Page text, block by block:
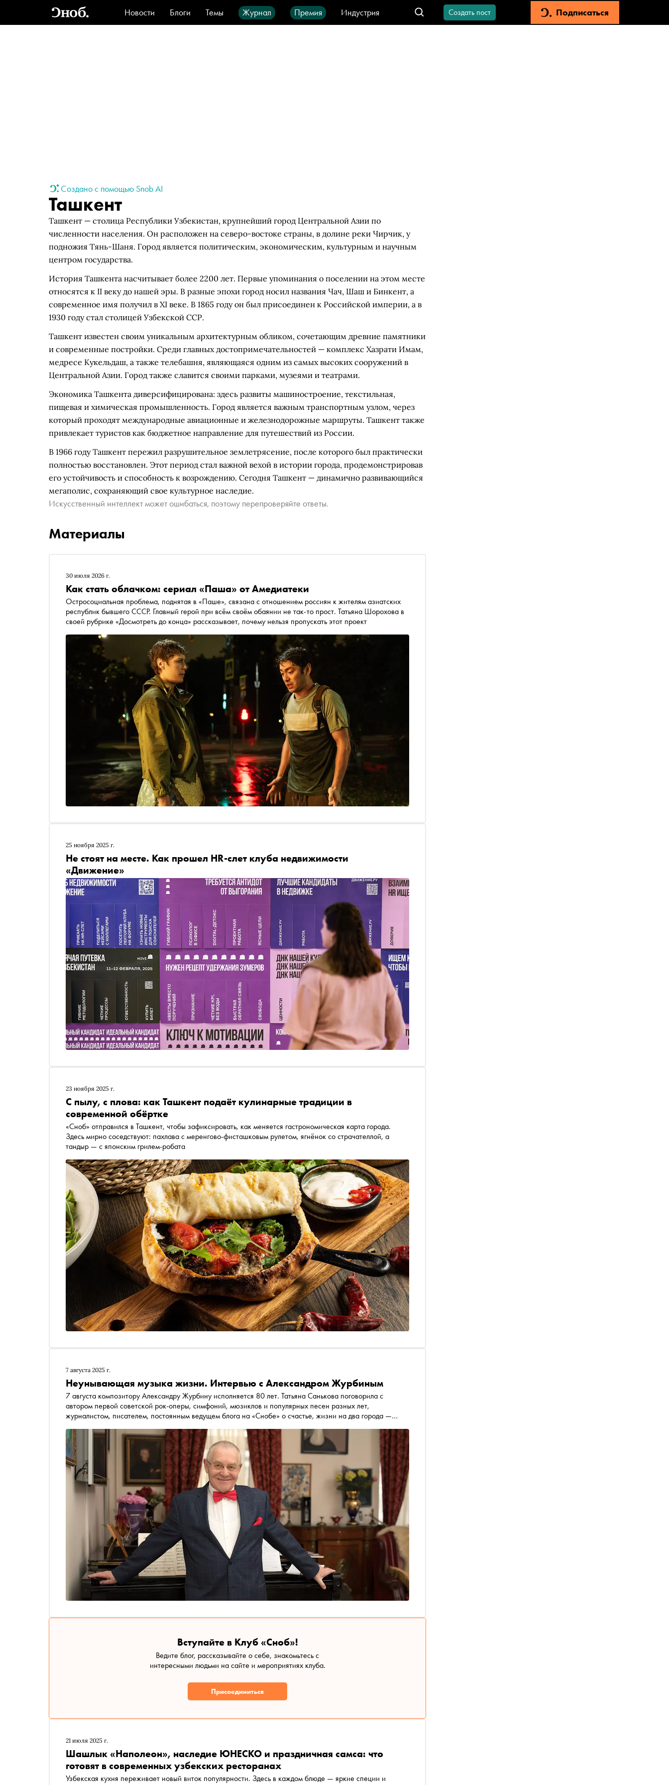
Новости Блоги Темы Журнал Премия
Индустрия
Стиль
Видео Город IT-продукты
Создать пост Подписаться
Создано с помощью Snob AI
Ташкент
Ташкент — столица Республики Узбекистан, крупнейший город Центральной Азии по
численности населения. Он расположен на северо-востоке страны, в долине реки Чирчик, у
подножия Тянь-Шаня. Город является политическим, экономическим, культурным и научным
центром государства.
История Ташкента насчитывает более 2200 лет. Первые упоминания о поселении на этом месте
относятся к II веку до нашей эры. В разные эпохи город носил названия Чач, Шаш и Бинкент, а
современное имя получил в XI веке. В 1865 году он был присоединен к Российской империи, а в
1930 году стал столицей Узбекской ССР.
Ташкент известен своим уникальным архитектурным обликом, сочетающим древние памятники
и современные постройки. Среди главных достопримечательностей — комплекс Хазрати Имам,
медресе Кукельдаш, а также телебашня, являющаяся одним из самых высоких сооружений в
Центральной Азии. Город также славится своими парками, музеями и театрами.
Экономика Ташкента диверсифицирована: здесь развиты машиностроение, текстильная,
пищевая и химическая промышленность. Город является важным транспортным узлом, через
который проходят международные авиационные и железнодорожные маршруты. Ташкент также
привлекает туристов как бюджетное направление для путешествий из России.
В 1966 году Ташкент пережил разрушительное землетрясение, после которого был практически
полностью восстановлен. Этот период стал важной вехой в истории города, продемонстрировав
его устойчивость и способность к возрождению. Сегодня Ташкент — динамично развивающийся
мегаполис, сохраняющий свое культурное наследие.
Искусственный интеллект может ошибаться, поэтому перепроверяйте ответы.
Материалы
30 июля 2026 г.
Как стать облачком: сериал «Паша» от Амедиатеки
Остросоциальная проблема, поднятая в «Паше», связана с отношением россиян к жителям азиатских
республик бывшего СССР. Главный герой при всём своём обаянии не так-то прост. Татьяна Шорохова в
своей рубрике «Досмотреть до конца» рассказывает, почему нельзя пропускать этот проект
25 ноября 2025 г.
Не стоят на месте. Как прошел HR-слет клуба недвижимости
«Движение»
23 ноября 2025 г.
С пылу, с плова: как Ташкент подаёт кулинарные традиции в
современной обёртке
«Сноб» отправился в Ташкент, чтобы зафиксировать, как меняется гастрономическая карта города.
Здесь мирно соседствуют: пахлава с меренгово-фисташковым рулетом, ягнёнок со страчателлой, а
тандыр — с японским грилем-робата
7 августа 2025 г.
Неунывающая музыка жизни. Интервью с Александром Журбиным
7 августа композитору Александру Журбину исполняется 80 лет. Татьяна Санькова поговорила с
автором первой советской рок-оперы, симфоний, мюзиклов и популярных песен разных лет,
журналистом, писателем, постоянным ведущем блога на «Снобе» о счастье, жизни на два города —
Вступайте в Клуб «Сноб»!
Ведите блог, рассказывайте о себе, знакомьтесь с
интересными людьми на сайте и мероприятиях клуба.
Присоединиться
21 июля 2025 г.
Шашлык «Наполеон», наследие ЮНЕСКО и праздничная самса: что
готовят в современных узбекских ресторанах
Узбекская кухня переживает новый виток популярности. Здесь в каждом блюде — яркие специи и